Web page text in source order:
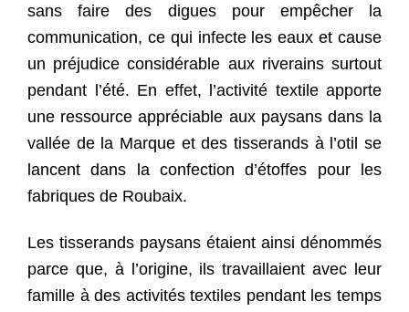
sans faire des digues pour empêcher la
communication, ce qui infecte les eaux et cause
un préjudice considérable aux riverains surtout
pendant l’été. En effet, l’activité textile apporte
une ressource appréciable aux paysans dans la
vallée de la Marque et des tisserands à l’otil se
lancent dans la confection d’étoffes pour les
fabriques de Roubaix.
Les tisserands paysans étaient ainsi dénommés
parce que, à l’origine, ils travaillaient avec leur
famille à des activités textiles pendant les temps